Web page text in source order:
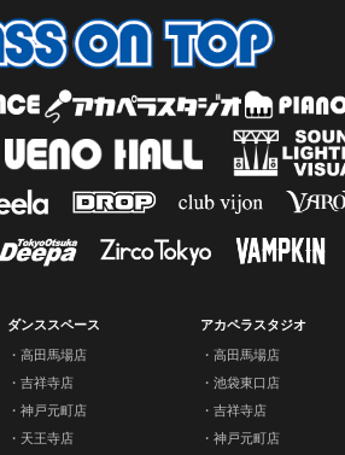
ダンススペース
高田馬場店
吉祥寺店
神戸元町店
天王寺店
アカペラスタジオ
高田馬場店
池袋東口店
吉祥寺店
神戸元町店